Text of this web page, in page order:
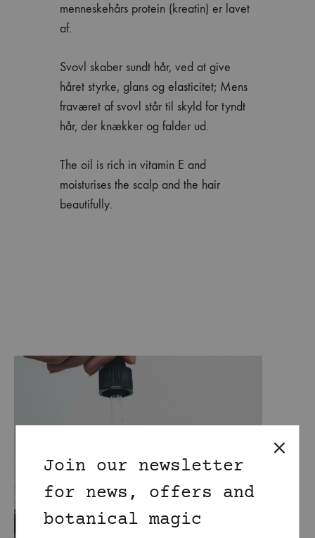
menneskehårs protein (kreatin) er lavet
af.
Svovl skaber sundt hår, ved at give
håret styrke, glans og elasticitet; Mens
fraværet af svovl står til skyld for tyndt
hår, der knækker og falder ud.
The oil is rich in vitamin E and
moisturises the scalp and the hair
beautifully.
Join our newsletter
for news, offers and
botanical magic